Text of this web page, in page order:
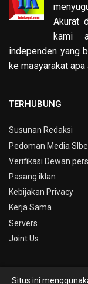
Akurat
kami
independen yang
ke masyarakat apa
TERHUBUNG
Susunan Redaksi
Pedoman Media
Verifikasi Dewan pers
Pasang iklan
Kebijakan Privacy
Kerja Sama
Servers
Joint Us
Situs ini